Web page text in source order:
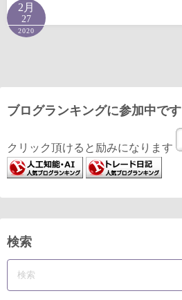
2月
27
2020
ブログランキングに参加中です
クリック頂けると励みになります
検索